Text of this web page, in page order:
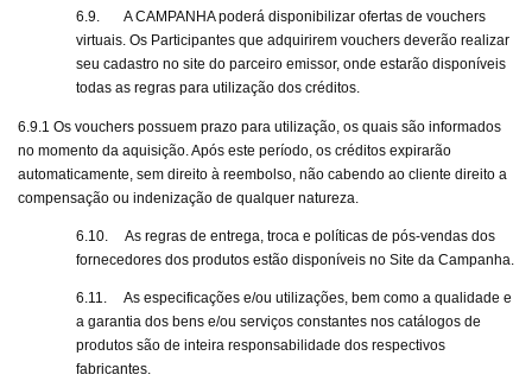
6.9.
A CAMPANHA poderá disponibilizar ofertas de vouchers
virtuais. Os Participantes que adquirirem vouchers deverão realizar
seu cadastro no site do parceiro emissor, onde estarão disponíveis
todas as regras para utilização dos créditos.
6.9.1 Os vouchers possuem prazo para utilização, os quais são informados
no momento da aquisição. Após este período, os créditos expirarão
automaticamente, sem direito à reembolso, não cabendo ao cliente direito a
compensação ou indenização de qualquer natureza.
6.10.
As regras de entrega, troca e políticas de pós-vendas dos
fornecedores dos produtos estão disponíveis no Site da Campanha.
6.11.
As especificações e/ou utilizações, bem como a qualidade e
a garantia dos bens e/ou serviços constantes nos catálogos de
produtos são de inteira responsabilidade dos respectivos
fabricantes.